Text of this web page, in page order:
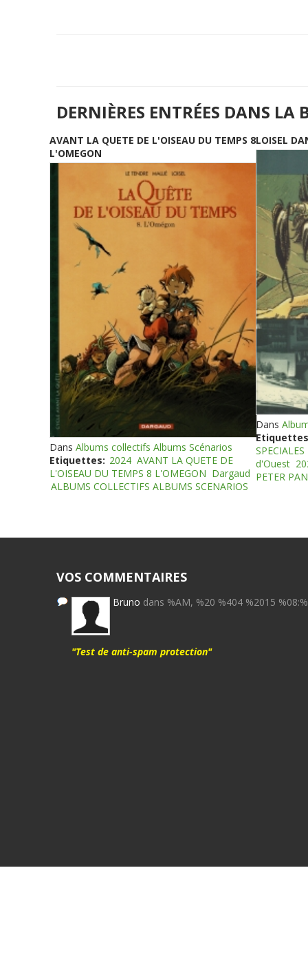
DERNIÈRES ENTRÉES DANS LA
AVANT LA QUETE DE L'OISEAU DU TEMPS 8
L'OMEGON
Dans Albums collectifs Albums Scénarios
Etiquettes: 2024 AVANT LA QUETE DE
L'OISEAU DU TEMPS 8 L'OMEGON Dargaud
ALBUMS COLLECTIFS ALBUMS SCENARIOS
LOISEL
Dans
SPECIALES
d'Ouest
PETER PAN
VOS COMMENTAIRES
Bruno dans %AM, %20 %404 %2015
"Test de anti-spam protection"